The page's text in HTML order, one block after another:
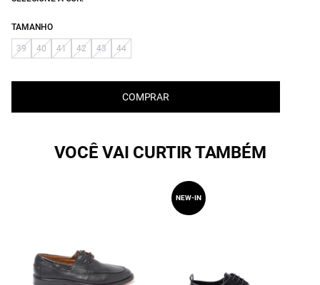
TAMANHO
39 40 41 42 43 44
COMPRAR
VOCÊ VAI CURTIR TAMBÉM
NEW-IN